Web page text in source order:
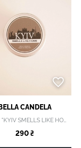
BELLA CANDELA
Свічка "KYIV SMELLS LIKE HOME"
290 ₴